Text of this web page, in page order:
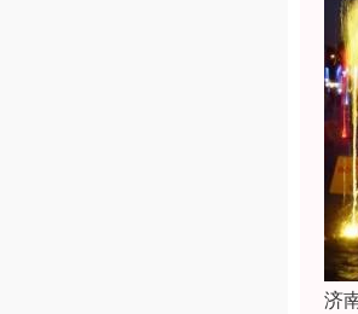
济